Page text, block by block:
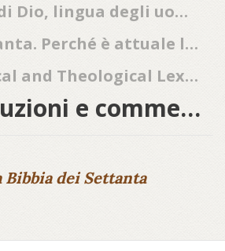
4. Lingua di Dio, lingua degli uomini: Filone alessandrino e la traduzione della Bibbia
5. La Settanta. Perché è attuale la Bibbia greca?
6. Historical and Theological Lexicon of the Septuagint
7. Traduzioni e commentari dei LXX
Bibbia dei Settanta